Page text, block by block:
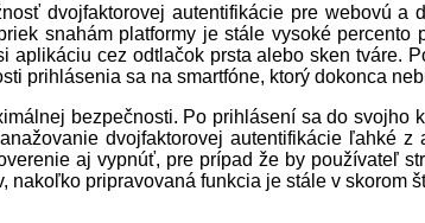
dvojfaktorovej autentifikácie pre webovú
snahám platformy je stále vysoké
cez odtlačok prsta alebo sken tváre.
prihlásenia sa na smartfóne, ktorý dokonca
bezpečnosti. Po prihlásení sa do
dvojfaktorovej autentifikácie ľahké
aj vypnúť, pre prípad že by používateľ
nakoľko pripravovaná funkcia je stále v skorom